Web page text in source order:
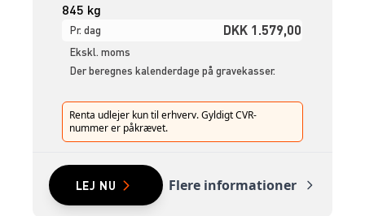
845 kg
Pr. dag DKK 1.579,00
Ekskl. moms
Der beregnes kalenderdage på gravekasser.
Renta udlejer kun til erhverv. Gyldigt CVR-
nummer er påkrævet.
LEJ NU Flere informationer